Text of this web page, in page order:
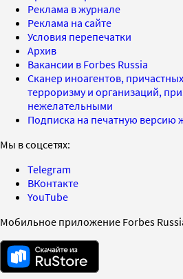
Реклама в журнале
Реклама на сайте
Условия перепечатки
Архив
Вакансии в Forbes Russia
Сканер иноагентов,
терроризму и организаций,
нежелательными
Подписка на печатную версию
Мы в соцсетях:
Telegram
ВКонтакте
YouTube
Мобильное приложение Forbes